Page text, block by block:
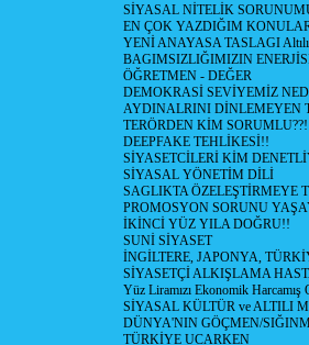
SİYASAL NİTELİK
EN ÇOK YAZDIĞIM
YENİ ANAYASA TASLAGI Altılı
BAGIMSIZLIĞIMIZIN
ÖĞRETMEN - DEĞER
DEMOKRASİ SEVİYEMİZ
AYDINALRINI DİNLEMEYEN
TERÖRDEN KİM
DEEPFAKE TEHLİKESİ!!
SİYASETCİLERİ KİM
SİYASAL YÖNETİM DİLİ
SAGLIKTA ÖZELEŞTİRMEYE
PROMOSYON SORUNU
İKİNCİ YÜZ YILA DOĞRU!!
SUNİ SİYASET
İNGİLTERE, JAPONYA,
SİYASETÇİ ALKIŞLAMA
Yüz Liramızı Ekonomik Harcamış
SİYASAL KÜLTÜR ve ALTILI
DÜNYA'NIN GÖÇMEN/
TÜRKİYE UCARKEN